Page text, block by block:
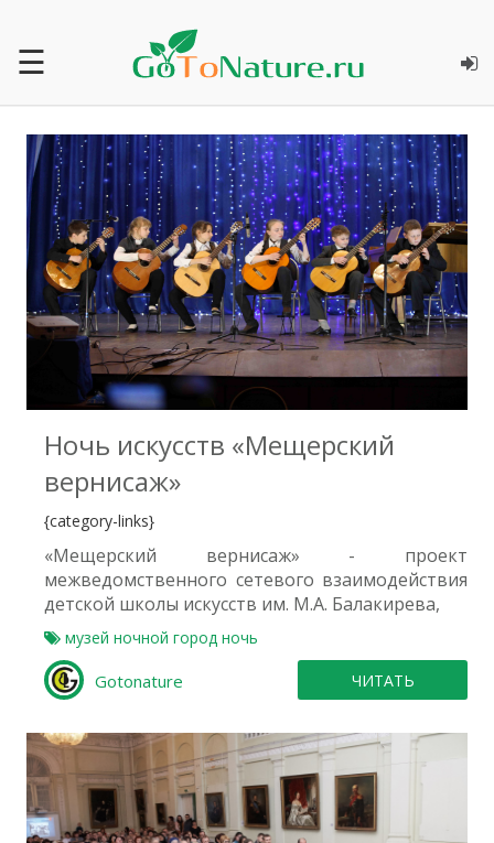
☰
1
Ночь искусств «Мещерский
вернисаж»
{category-links}
«Мещерский вернисаж» - проект
межведомственного сетевого взаимодействия
детской школы искусств им. М.А. Балакирева,
музей ночной город ночь
Gotonature ЧИТАТЬ